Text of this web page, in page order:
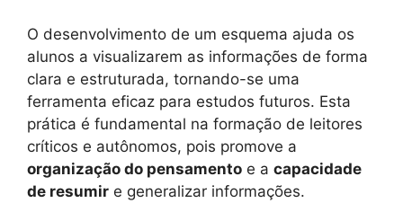
O desenvolvimento de um esquema ajuda os
alunos a visualizarem as informações de forma
clara e estruturada, tornando-se uma
ferramenta eficaz para estudos futuros. Esta
prática é fundamental na formação de leitores
críticos e autônomos, pois promove a
organização do pensamento e a capacidade
de resumir e generalizar informações.